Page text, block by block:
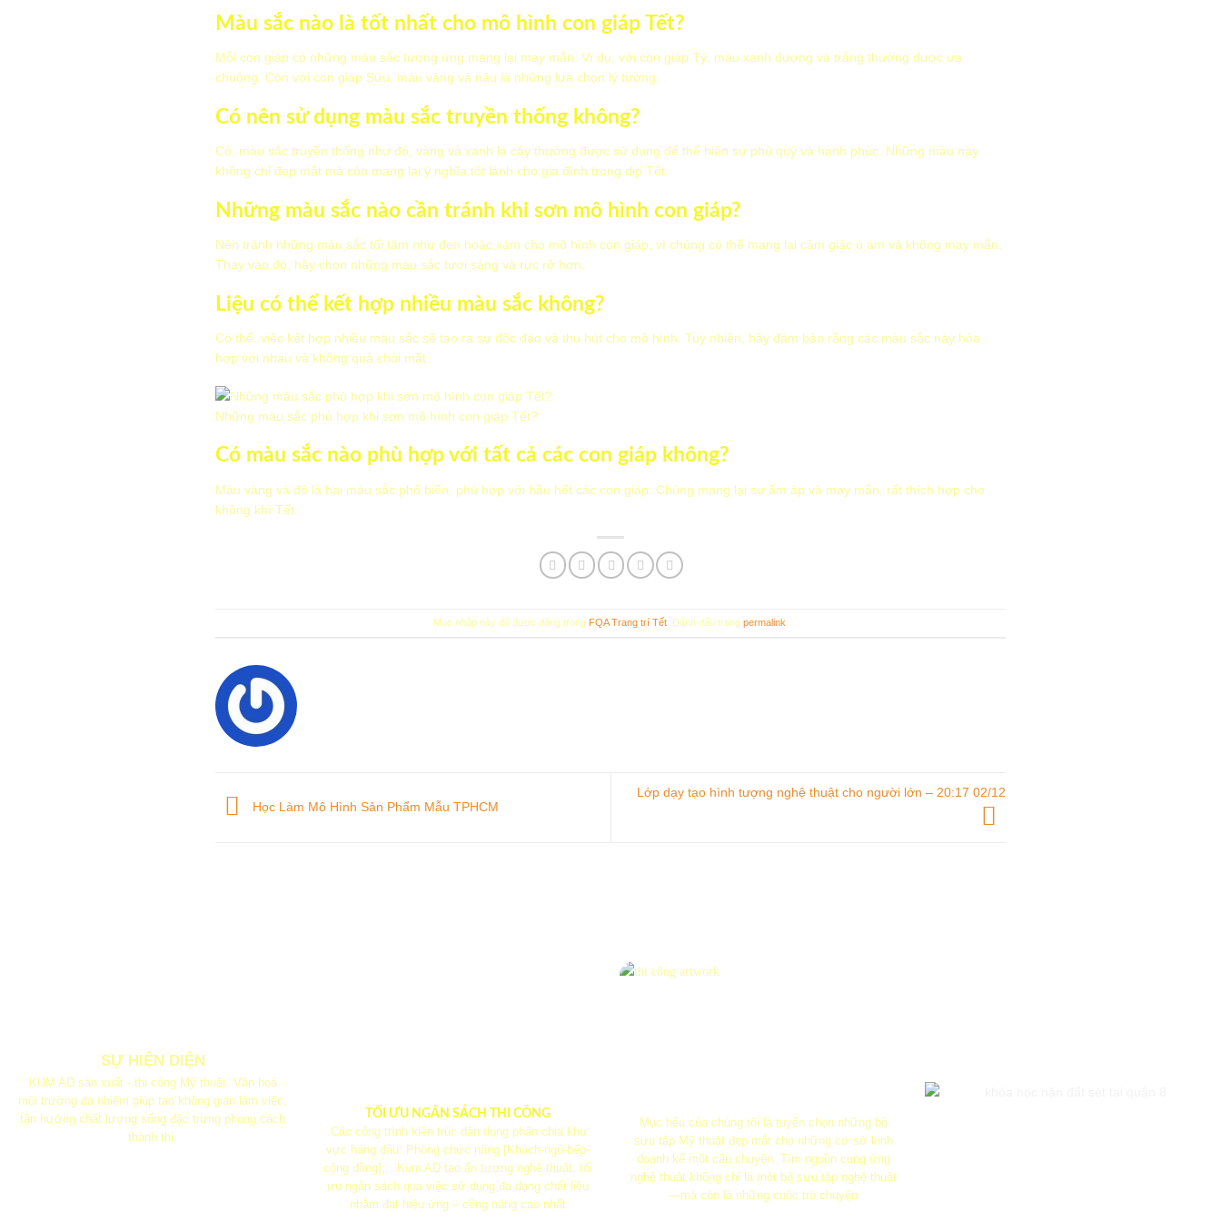
Màu sắc nào là tốt nhất cho mô hình con giáp Tết?
Mỗi con giáp có những màu sắc tương ứng mang lại may mắn. Ví dụ, với con giáp Tý, màu xanh dương và trắng thường được ưa
chuộng. Còn với con giáp Sửu, màu vàng và nâu là những lựa chọn lý tưởng.
Có nên sử dụng màu sắc truyền thống không?
Có, màu sắc truyền thống như đỏ, vàng và xanh lá cây thường được sử dụng để thể hiện sự phú quý và hạnh phúc. Những màu này
không chỉ đẹp mắt mà còn mang lại ý nghĩa tốt lành cho gia đình trong dịp Tết.
Những màu sắc nào cần tránh khi sơn mô hình con giáp?
Nên tránh những màu sắc tối tăm như đen hoặc xám cho mô hình con giáp, vì chúng có thể mang lại cảm giác u ám và không may mắn.
Thay vào đó, hãy chọn những màu sắc tươi sáng và rực rỡ hơn.
Liệu có thể kết hợp nhiều màu sắc không?
Có thể, việc kết hợp nhiều màu sắc sẽ tạo ra sự độc đáo và thu hút cho mô hình. Tuy nhiên, hãy đảm bảo rằng các màu sắc này hòa
hợp với nhau và không quá chói mắt.
Những màu sắc phù hợp khi sơn mô hình con giáp Tết?
Có màu sắc nào phù hợp với tất cả các con giáp không?
Màu vàng và đỏ là hai màu sắc phổ biến, phù hợp với hầu hết các con giáp. Chúng mang lại sự ấm áp và may mắn, rất thích hợp cho
không khí Tết.
Mục nhập này đã được đăng trong FQA Trang trí Tết. Đánh dấu trang permalink.
Học Làm Mô Hình Sản Phẩm Mẫu TPHCM
Lớp dạy tạo hình tượng nghệ thuật cho người lớn – 20:17 02/12
SỰ HIỆN DIỆN
KUM AD sản xuất - thi công Mỹ thuật. Văn hoá
môi trường đa nhiệm giúp tạo không gian làm việc,
tận hưởng chất lượng sống đặc trưng phong cách
thành thị.
TỐI ƯU NGÂN SÁCH THI CÔNG
Các công trình kiến ​​trúc dân dụng phân chia khu
vực hàng đầu: Phòng chức năng [Khách-ngủ-bếp-
cộng đồng];…Kum AD tạo ấn tượng nghệ thuật, tối
ưu ngân sách qua việc sử dụng đa dạng chất liệu
nhằm đạt hiệu ứng – công năng cao nhất
Mục tiêu của chúng tôi là tuyển chọn những bộ
sưu tập Mỹ thuật đẹp mắt cho những cơ sở kinh
doanh kể một câu chuyện. Tìm nguồn cung ứng
nghệ thuật không chỉ là một bộ sưu tập nghệ thuật
—mà còn là những cuộc trò chuyện